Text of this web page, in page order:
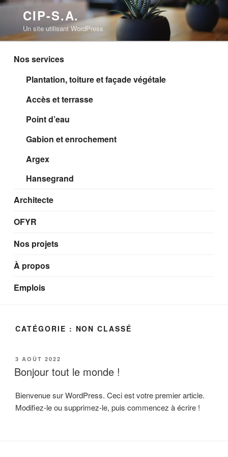
Aller
contenu
principal
CIP-S.A.
Un site utilisant WordPress
Nos services
Plantation, toiture et façade végétale
Accès et terrasse
Point d’eau
Gabion et enrochement
Argex
Hansegrand
Architecte
OFYR
Nos projets
À propos
Emplois
CATÉGORIE : NON CLASSÉ
PUBLIÉ
LE
3 AOÛT 2022
Bonjour tout le monde !
Bienvenue sur WordPress. Ceci est votre premier article.
Modifiez-le ou supprimez-le, puis commencez à écrire !